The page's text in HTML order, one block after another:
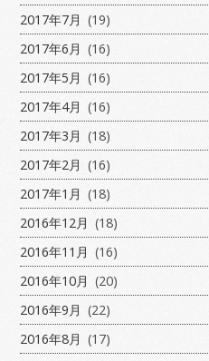
2017年7月 (19)
2017年6月 (16)
2017年5月 (16)
2017年4月 (16)
2017年3月 (18)
2017年2月 (16)
2017年1月 (18)
2016年12月 (18)
2016年11月 (16)
2016年10月 (20)
2016年9月 (22)
2016年8月 (17)